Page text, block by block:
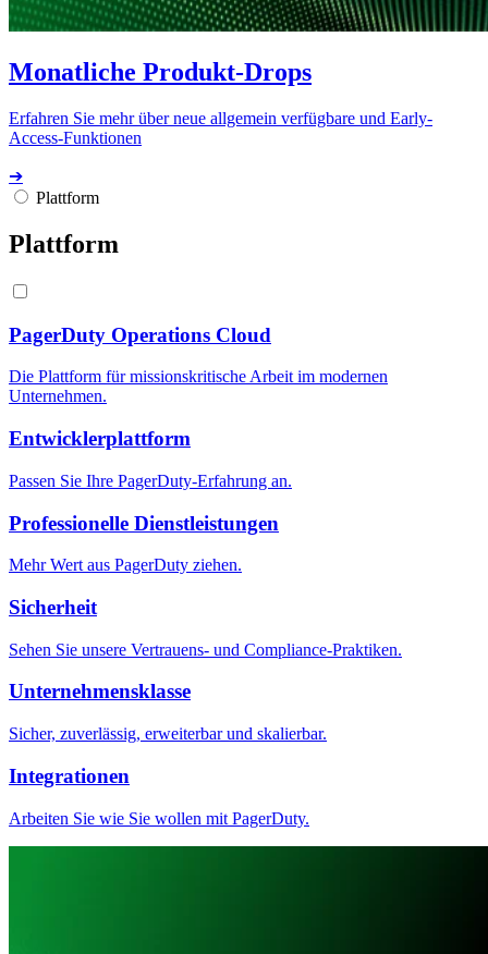
Monatliche Produkt-Drops
Erfahren Sie mehr über neue allgemein verfügbare und Early-
Access-Funktionen
➔
Plattform
Plattform
PagerDuty Operations Cloud
Die Plattform für missionskritische Arbeit im modernen
Unternehmen.
Entwicklerplattform
Passen Sie Ihre PagerDuty-Erfahrung an.
Professionelle Dienstleistungen
Mehr Wert aus PagerDuty ziehen.
Sicherheit
Sehen Sie unsere Vertrauens- und Compliance-Praktiken.
Unternehmensklasse
Sicher, zuverlässig, erweiterbar und skalierbar.
Integrationen
Arbeiten Sie wie Sie wollen mit PagerDuty.